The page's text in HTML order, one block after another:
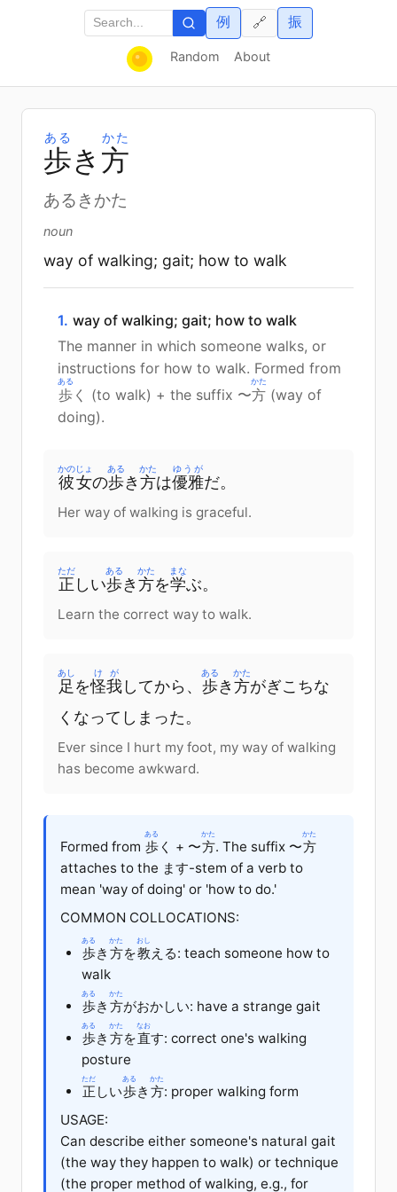
Random About
例 振
🔗
歩
ある
き 方
かた
あるきかた
noun
way of walking; gait; how to walk
1. way of walking; gait; how to walk
The manner in which someone walks, or
instructions for how to walk. Formed from
歩
ある
く (to walk) + the suffix 〜方
かた
(way of
doing).
彼女
かのじょ
の歩
ある
き 方
かた
は優雅
ゆうが
だ。
Her way of walking is graceful.
正
ただ
しい歩
ある
き 方
かた
を学
まな
ぶ。
Learn the correct way to walk.
足
あし
を怪我
けが
してから、 歩
ある
き 方
かた
がぎこちな
くなってしまった。
Ever since I hurt my foot, my way of walking
has become awkward.
Formed from 歩
ある
く + 〜方
かた
. The suffix 〜方
かた
attaches to the ます-stem of a verb to
mean 'way of doing' or 'how to do.'
COMMON COLLOCATIONS:
歩
ある
き 方
かた
を教
おし
える: teach someone how to
walk
歩
ある
き 方
かた
がおかしい: have a strange gait
歩
ある
き 方
かた
を直
なお
す: correct one's walking
posture
正
ただ
しい歩
ある
き 方
かた
: proper walking form
USAGE:
Can describe either someone's natural gait
(the way they happen to walk) or technique
(the proper method of walking, e.g., for